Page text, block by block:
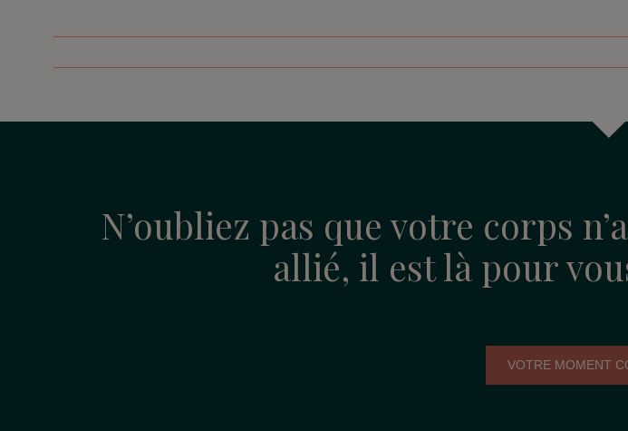
N’oubliez pas que votre corps
allié, il est là pour
VOTRE MOMENT